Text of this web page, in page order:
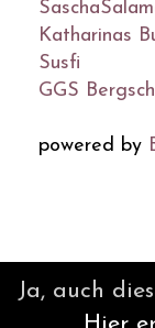
Katharinas
Susfi
GGS
powered by
Ja, auch